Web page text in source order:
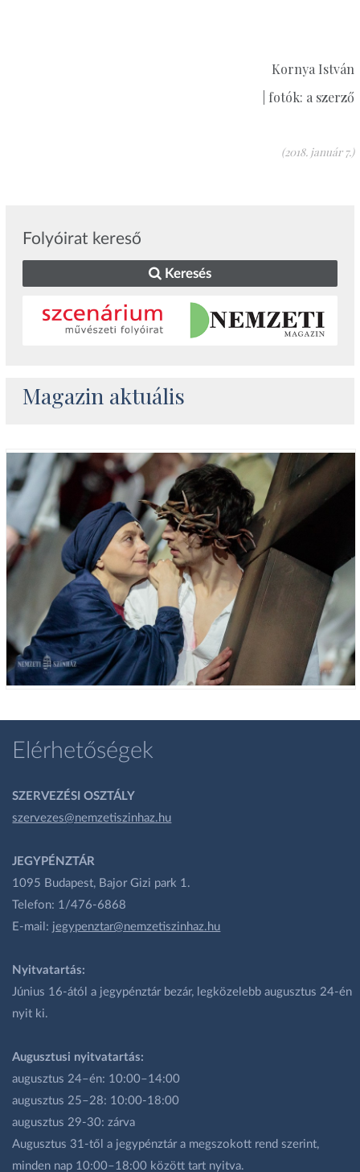
Kornya István
| fotók: a szerző
(2018. január 7.)
Folyóirat kereső
Keresés
Magazin aktuális
Elérhetőségek
SZERVEZÉSI OSZTÁLY
szervezes@nemzetiszinhaz.hu
JEGYPÉNZTÁR
1095 Budapest, Bajor Gizi park 1.
Telefon: 1/476-6868
E-mail: jegypenztar@nemzetiszinhaz.hu
Nyitvatartás:
Június 16-ától a jegypénztár bezár, legközelebb augusztus 24-én
nyit ki.
Augusztusi nyitvatartás:
augusztus 24–én: 10:00–14:00
augusztus 25–28: 10:00-18:00
augusztus 29-30: zárva
Augusztus 31-től a jegypénztár a megszokott rend szerint,
minden nap 10:00–18:00 között tart nyitva.